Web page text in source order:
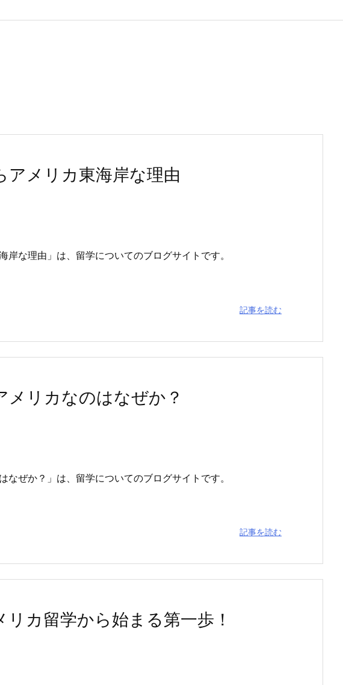
アメリカ東海岸な理由
岸な理由」は、留学についてのブログサイトです。
記事を読む
メリカなのはなぜか？
なぜか？」は、留学についてのブログサイトです。
記事を読む
カ留学から始まる第一歩！